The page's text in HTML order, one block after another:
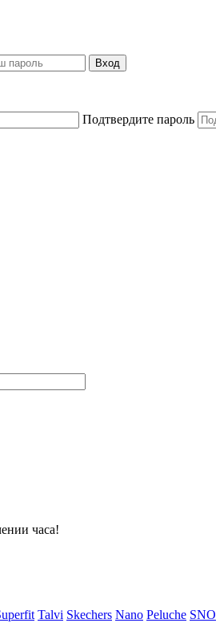
Вход
Подтвердите пароль
часа!
Talvi Skechers Nano Peluche SNO